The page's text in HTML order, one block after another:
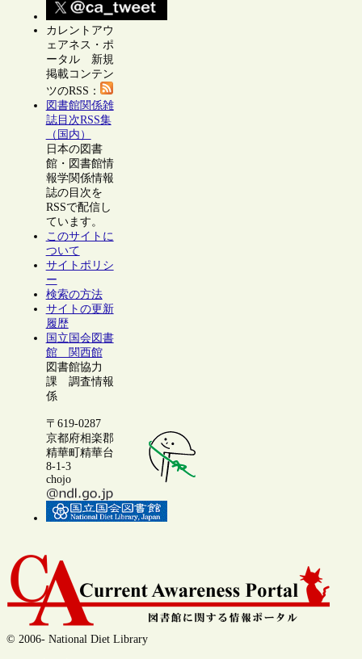
カレントアウ
ェアネス・ポ
ータル 新規
掲載コンテン
ツのRSS：
図書館関係雑
誌目次RSS集
（国内）
日本の図書
館・図書館情
報学関係情報
誌の目次を
RSSで配信し
ています。
このサイトに
ついて
サイトポリシ
ー
検索の方法
サイトの更新
履歴
国立国会図書
館 関西館
図書館協力
課 調査情報
係
〒619-0287
京都府相楽郡
精華町精華台
8-1-3
chojo
© 2006- National Diet Library